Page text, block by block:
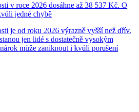
v roce 2026 dosáhne až 38 537 Kč. O
jedné chybě
je od roku 2026 výrazně vyšší než dřív.
jen lidé s dostatečně vysokým
může zaniknout i kvůli porušení